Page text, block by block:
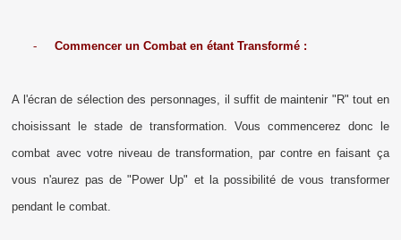
- Commencer un Combat en étant Transformé :
A l'écran de sélection des personnages, il suffit de maintenir "R" tout en
choisissant le stade de transformation. Vous commencerez donc le
combat avec votre niveau de transformation, par contre en faisant ça
vous n'aurez pas de "Power Up" et la possibilité de vous transformer
pendant le combat.